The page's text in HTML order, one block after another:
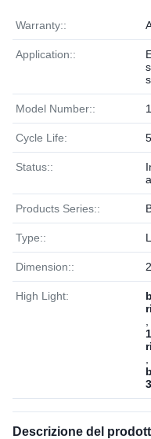
Warranty::
Application::
Model Number::
Cycle Life:
Status::
Products Series::
Type::
Dimension::
High Light:
Descrizione del